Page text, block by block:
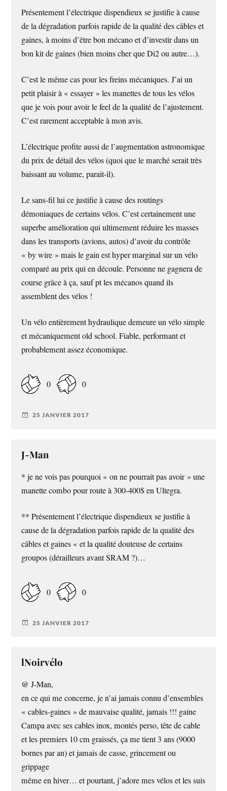
Présentement l’électrique dispendieux se justifie à cause
de la dégradation parfois rapide de la qualité des câbles et
gaines, à moins d’être bon mécano et d’investir dans un
bon kit de gaines (bien moins cher que Di2 ou autre…).
C’est le même cas pour les freins mécaniques. J’ai un
petit plaisir à « essayer » les manettes de tous les vélos
que je vois pour avoir le feel de la qualité de l’ajustement.
C’est rarement acceptable à mon avis.
L’électrique profite aussi de l’augmentation astronomique
du prix de détail des vélos (quoi que le marché serait très
baissant au volume, parait-il).
Le sans-fil lui ce justifie à cause des routings
démoniaques de certains vélos. C’est certainement une
superbe amélioration qui ultimement réduire les masses
dans les transports (avions, autos) d’avoir du contrôle
« by wire » mais le gain est hyper marginal sur un vélo
comparé au prix qui en découle. Personne ne gagnera de
course grâce à ça, sauf pt les mécanos quand ils
assemblent des vélos !
Un vélo entièrement hydraulique demeure un vélo simple
et mécaniquement old school. Fiable, performant et
probablement assez économique.
0 0
25 JANVIER 2017
J-Man
* je ne vois pas pourquoi « on ne pourrait pas avoir » une
manette combo pour route à 300-400$ en Ultegra.
** Présentement l’électrique dispendieux se justifie à
cause de la dégradation parfois rapide de la qualité des
câbles et gaines « et la qualité douteuse de certains
groupos (dérailleurs avant SRAM ?)…
0 0
25 JANVIER 2017
lNoirvélo
@ J-Man,
en ce qui me concerne, je n’ai jamais connu d’ensembles
« cables-gaines » de mauvaise qualité, jamais !!! gaine
Campa avec ses cables inox, montés perso, tête de cable
et les premiers 10 cm graissés, ça me tient 3 ans (9000
bornes par an) et jamais de casse, grincement ou
grippage
même en hiver… et pourtant, j’adore mes vélos et les suis